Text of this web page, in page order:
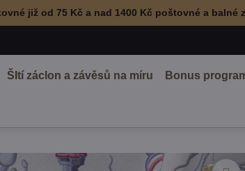
již od 75 Kč a nad 1400 Kč poštovné a balné
ŠItí záclon a závěsů na míru Bonus